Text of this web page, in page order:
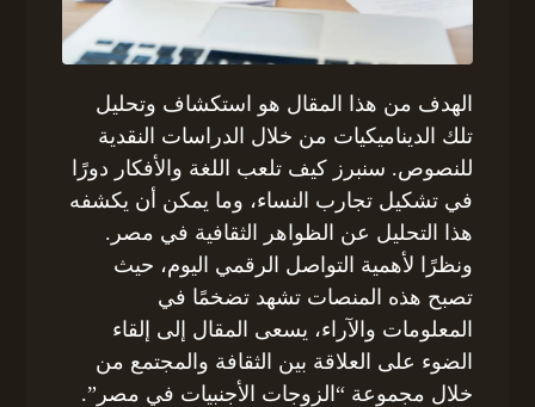
الهدف من هذا المقال هو استكشاف وتحليل
تلك الديناميكيات من خلال الدراسات النقدية
للنصوص. سنبرز كيف تلعب اللغة والأفكار دورًا
في تشكيل تجارب النساء، وما يمكن أن يكشفه
هذا التحليل عن الظواهر الثقافية في مصر.
ونظرًا لأهمية التواصل الرقمي اليوم، حيث
تصبح هذه المنصات تشهد تضخمًا في
المعلومات والآراء، يسعى المقال إلى إلقاء
الضوء على العلاقة بين الثقافة والمجتمع من
خلال مجموعة “الزوجات الأجنبيات في مصر”.